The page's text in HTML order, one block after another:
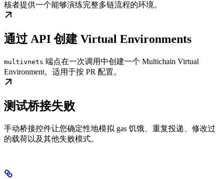
核者提供一个能够演练完整多链流程的环境。
通过 API 创建 Virtual Environments
multivnets 端点在一次调用中创建一个 Multichain Virtual
Environment。适用于按 PR 配置。
测试桥接失败
手动桥接控件让您确定性地模拟 gas 饥饿、重复投递、修改过
的载荷以及其他失败模式。